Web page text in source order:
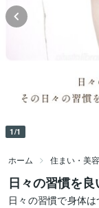
1/1
ホーム 住まい・美
日々の習慣を
日々の習慣で身体